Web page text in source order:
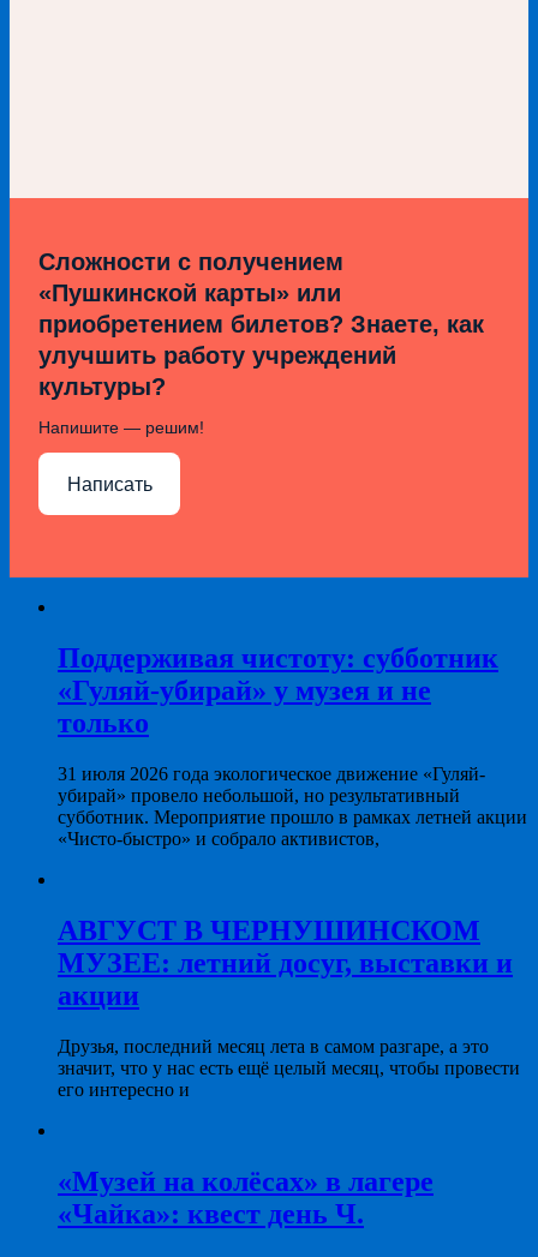
Сложности с получением
«Пушкинской карты» или
приобретением билетов? Знаете, как
улучшить работу учреждений
культуры?
Напишите — решим!
Написать
Поддерживая чистоту: субботник
«Гуляй-убирай» у музея и не
только
31 июля 2026 года экологическое движение «Гуляй-
убирай» провело небольшой, но результативный
субботник. Мероприятие прошло в рамках летней акции
«Чисто-быстро» и собрало активистов,
АВГУСТ В ЧЕРНУШИНСКОМ
МУЗЕЕ: летний досуг, выставки и
акции
Друзья, последний месяц лета в самом разгаре, а это
значит, что у нас есть ещё целый месяц, чтобы провести
его интересно и
«Музей на колёсах» в лагере
«Чайка»: квест день Ч.